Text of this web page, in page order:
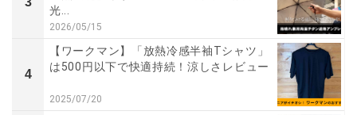
光...
2026/05/15
4
【ワークマン】「放熱冷感半袖Tシャツ」
は500円以下で快適持続！涼しさレビュー
2025/07/20